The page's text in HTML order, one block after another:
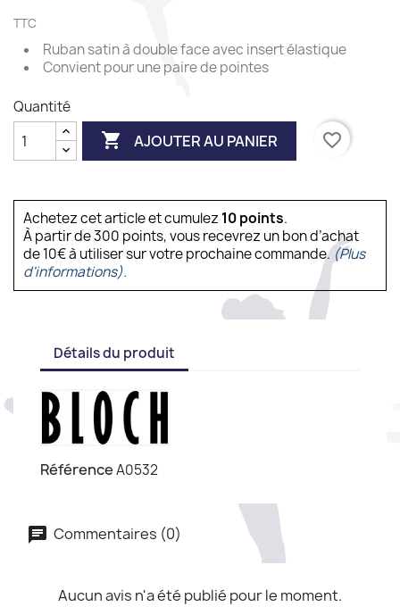
TTC
Ruban satin à double face avec insert élastique
Convient pour une paire de pointes
Quantité
 AJOUTER AU PANIER favorite_border
Achetez cet article et cumulez 10points.
À partir de 300 points, vous recevrez un bon d’achat
de 10€ à utiliser sur votre prochaine commande. (Plus
d'informations).
Détails du produit
RéférenceA0532
Commentaires (0)
Aucun avis n'a été publié pour le moment.